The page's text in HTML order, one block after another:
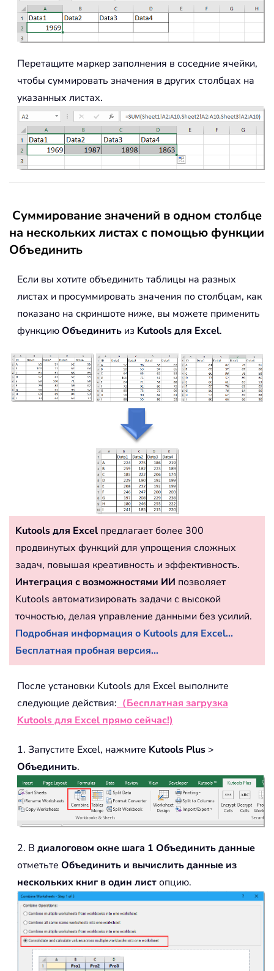
Перетащите маркер заполнения в соседние ячейки,
чтобы суммировать значения в других столбцах на
указанных листах.
Суммирование значений в одном столбце
на нескольких листах с помощью функции
Объединить
Если вы хотите объединить таблицы на разных
листах и просуммировать значения по столбцам, как
показано на скриншоте ниже, вы можете применить
функциюОбъединить из Kutools для Excel.
Kutools для Excel предлагает более 300
продвинутых функций для упрощения сложных
задач, повышая креативность и эффективность.
Интеграция с возможностями ИИ позволяет
Kutools автоматизировать задачи с высокой
точностью, делая управление данными без усилий.
Подробная информация о Kutools для Excel...
Бесплатная пробная версия...
После установки Kutools для Excel выполните
следующие действия: （Бесплатная загрузка
Kutools для Excel прямо сейчас!)
1. Запустите Excel, нажмите Kutools Plus >
Объединить.
2. В диалоговом окне шага 1 Объединить данные
отметьте Объединить и вычислить данные из
нескольких книг в один листопцию.